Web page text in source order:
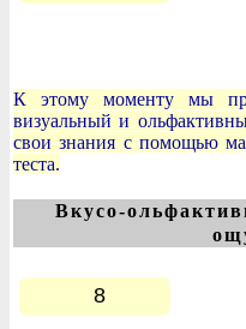
К этому моменту мы
визуальный и
свои знания с помощью
теста.
Вкусо-
8